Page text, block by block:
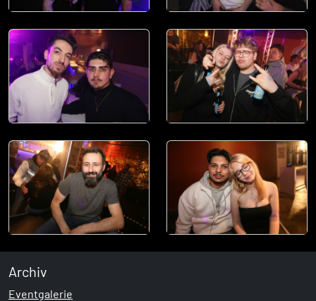
Archiv
Eventgalerie